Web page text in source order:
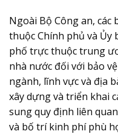
Ngoài Bộ Công an, các
thuộc Chính phủ và Ủy
phố trực thuộc trung
nhà nước đối với bảo
ngành, lĩnh vực và địa
xây dựng và triển khai
sung quy định liên
và bố trí kinh phí phù